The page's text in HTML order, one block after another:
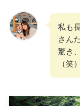
私も
さん
驚き
（笑